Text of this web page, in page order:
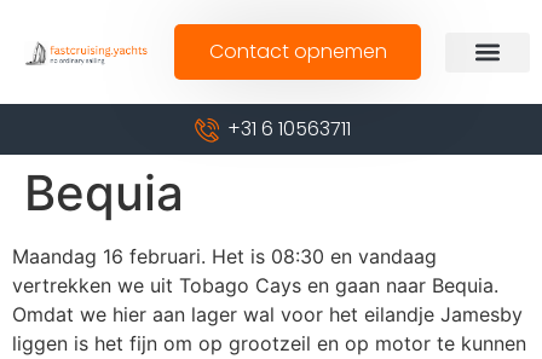
Contact opnemen
+31 6 10563711
Bequia
Maandag 16 februari. Het is 08:30 en vandaag
vertrekken we uit Tobago Cays en gaan naar Bequia.
Omdat we hier aan lager wal voor het eilandje Jamesby
liggen is het fijn om op grootzeil en op motor te kunnen